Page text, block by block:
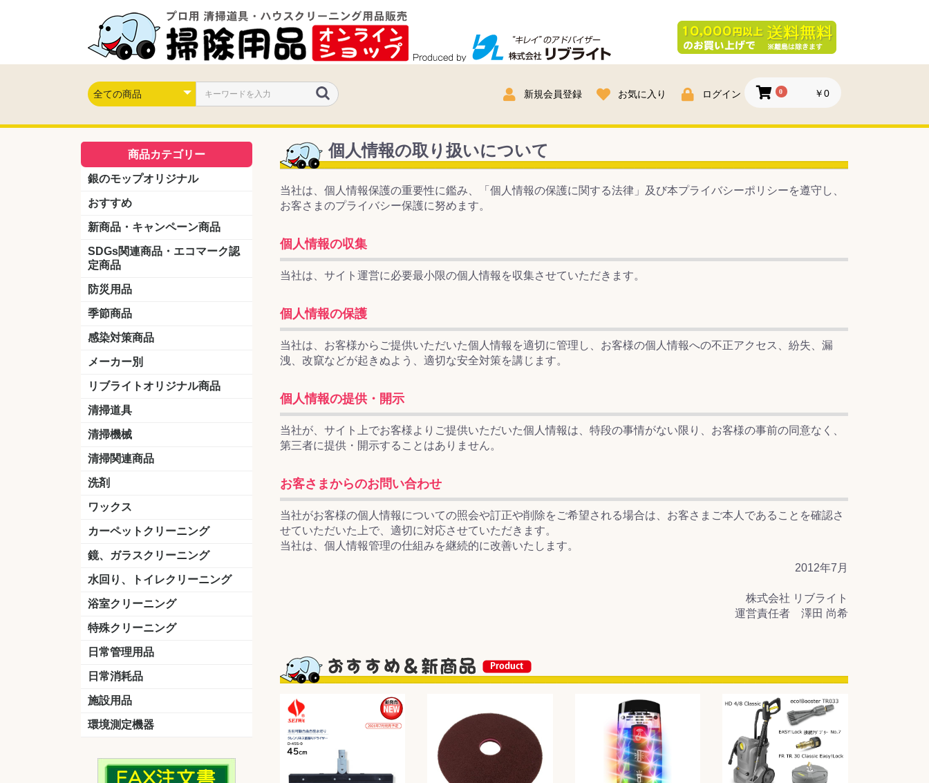
新規会員登録 お気に入り ログイン 0 ￥0
商品カテゴリー
銀のモップオリジナル
おすすめ
新商品・キャンペーン商品
キャンペーン商品
新製品
SDGs関連商品・エコマーク認
定商品
防災用品
季節商品
感染対策商品
おう吐物
除菌洗剤
うがい薬
マスク
手洗い石鹸
手指消毒
手袋
メーカー別
クオリティ
ニイタカ
シーバイエス
脂仕上げ剤
ステム
コンクリート用
リンレイ
ペンギンワックス
脂ワックス
横浜油脂工業
ミッケル化学（旧：スイショウ
ユシロ化学
コニシ
つやげん
ダイカ商事
スリーエムジャパン
山崎産業
テラモト
セイワ
エトレー
ラバーメイド
ジャパックス
日本サニパック
ケルヒャー
マキタ
ショーワグローブ
花王
サラヤ
アルボース
コスケム
ミヤキ
紺商
信徳ポミー
リブライトオリジナル商品
LLオレンジクリーナー
LL油脂専用クリーナー
LLワックスモップ
LL-21
マーベラスiL
清掃道具
ほうき
ちりとり
モップ及び関連品 ワンタッチ式モップ
水切りドライヤー
その他アタッチメント
(ワンタッチ式用)
関連商品
モップ ワックス塗布
ハードフロア用ダストモップ
テラモト
その他
清掃機械
掃除機
高圧洗浄機
吸水機
カーペット用マシン
送風機
ポリッシャー
ポリッシャー・自動床洗浄機用
掃除機用紙パック
その他
清掃関連商品
ダストカート
台車
移動式バレット
脚立
モップハンガー
サインボード
光沢計
カーペット汚染度計
洗剤
床用表面洗浄剤
ハクリ剤
厨房用
工場用
石材用
サビ用
木材用
タイル用
外壁用
壁面用
手あか用
病院用
除菌用
ワックス
樹脂ワックス
シーバイエス
ペンギンワックス
スイショウ
信徳ポミー
半樹脂ワックス
フローリング用
病院用ワックス
中性ワックス
石材用
木床用
その他
カーペットクリーニング
洗剤
ガム除去剤
シミ抜き剤
ブラシ
パット
その他
鏡、ガラスクリーニング
ガラスワイパー
シャンパー(ウオッシャー)
ガラススクイジー
ケレン
ツールホルダー
洗剤 うろこ取り
天井・高所作業
水回り、トイレクリーニング
洗剤
尿石除去剤
水アカ除去剤
排水管つまり除去剤
消臭・防臭剤
道具
浴室クリーニング
洗剤
道具
特殊クリーニング
石材
エアコン
外壁
その他
日常管理用品
クリーナー
洗濯用洗剤
油汚れ落とし
サビ取り剤
タバコ専用消臭
日常消耗品
トイレットペーパー
ペーパータオル
便座除菌クリーナー
ポリ袋
施設用品
マット・他
ベンチ
灰皿
傘立
くず入れ
環境測定機器
個人情報の取り扱いについて
当社は、個人情報保護の重要性に鑑み、「個人情報の保護に関する法律」及び本プライバシーポリシーを遵守し、
お客さまのプライバシー保護に努めます。
個人情報の収集
当社は、サイト運営に必要最小限の個人情報を収集させていただきます。
個人情報の保護
当社は、お客様からご提供いただいた個人情報を適切に管理し、お客様の個人情報への不正アクセス、紛失、漏
洩、改竄などが起きぬよう、適切な安全対策を講じます。
個人情報の提供・開示
当社が、サイト上でお客様よりご提供いただいた個人情報は、特段の事情がない限り、お客様の事前の同意なく、
第三者に提供・開示することはありません。
お客さまからのお問い合わせ
当社がお客様の個人情報についての照会や訂正や削除をご希望される場合は、お客さまご本人であることを確認さ
せていただいた上で、適切に対応させていただきます。
当社は、個人情報管理の仕組みを継続的に改善いたします。
2012年7月
株式会社 リブライト
運営責任者 澤田 尚希